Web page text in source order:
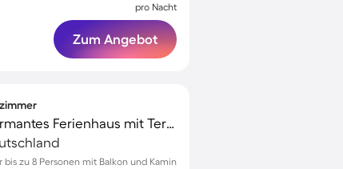
pro Nacht
Zum Angebot
Familienorientiertes charmantes Ferienhaus mit Terrasse | Haustiere sind willkommen
bis zu 8 Personen mit Balkon und Kamin